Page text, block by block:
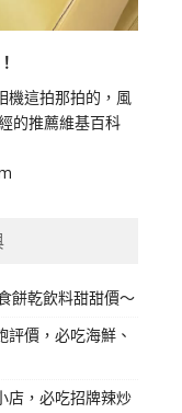
機這拍那拍的，風
的推薦維基百科
餅乾飲料甜甜價～
評價，必吃海鮮、
店，必吃招牌辣炒